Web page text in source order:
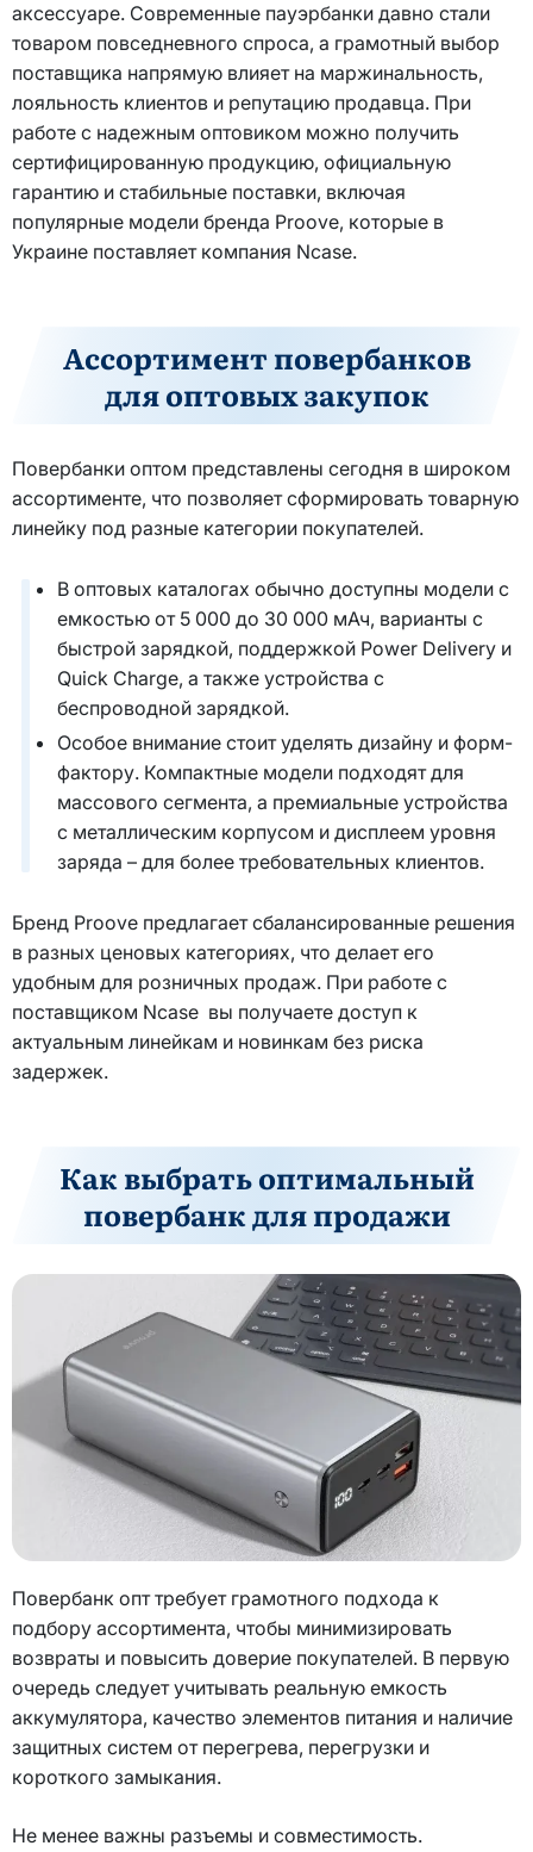
аксессуаре. Современные пауэрбанки давно стали
товаром повседневного спроса, а грамотный выбор
поставщика напрямую влияет на маржинальность,
лояльность клиентов и репутацию продавца. При
работе с надежным оптовиком можно получить
сертифицированную продукцию, официальную
гарантию и стабильные поставки, включая
популярные модели бренда Proove, которые в
Украине поставляет компания Ncase.
Ассортимент повербанков
для оптовых закупок
Повербанки оптом представлены сегодня в широком
ассортименте, что позволяет сформировать товарную
линейку под разные категории покупателей.
В оптовых каталогах обычно доступны модели с
емкостью от 5 000 до 30 000 мАч, варианты с
быстрой зарядкой, поддержкой Power Delivery и
Quick Charge, а также устройства с
беспроводной зарядкой.
Особое внимание стоит уделять дизайну и форм-
фактору. Компактные модели подходят для
массового сегмента, а премиальные устройства
с металлическим корпусом и дисплеем уровня
заряда – для более требовательных клиентов.
Бренд Proove предлагает сбалансированные решения
в разных ценовых категориях, что делает его
удобным для розничных продаж. При работе с
поставщиком Ncase вы получаете доступ к
актуальным линейкам и новинкам без риска
задержек.
Как выбрать оптимальный
повербанк для продажи
Повербанк опт требует грамотного подхода к
подбору ассортимента, чтобы минимизировать
возвраты и повысить доверие покупателей. В первую
очередь следует учитывать реальную емкость
аккумулятора, качество элементов питания и наличие
защитных систем от перегрева, перегрузки и
короткого замыкания.
Не менее важны разъемы и совместимость.